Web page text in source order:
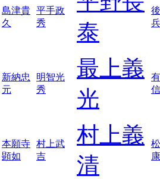
島津貴
久
平手政
秀
泰
新納忠
元
明智光
秀
最上義
光
信
本願寺
顕如
村上武
吉
村上義
清
康